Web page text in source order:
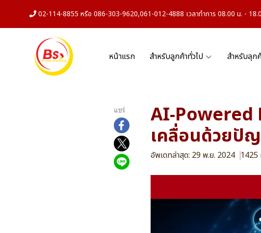
02-114-8855 หรือ 086-303-9620,061-012-4888 เวลาทำการ 08.00 น. -
หน้าแรก สำหรับลูกค้าทั่วไป สำหรับลุก
แชร์ AI-Powered
เคลื่อนด้วยปั
อัพเดทล่าสุด: 29 พ.ย. 2024 1425